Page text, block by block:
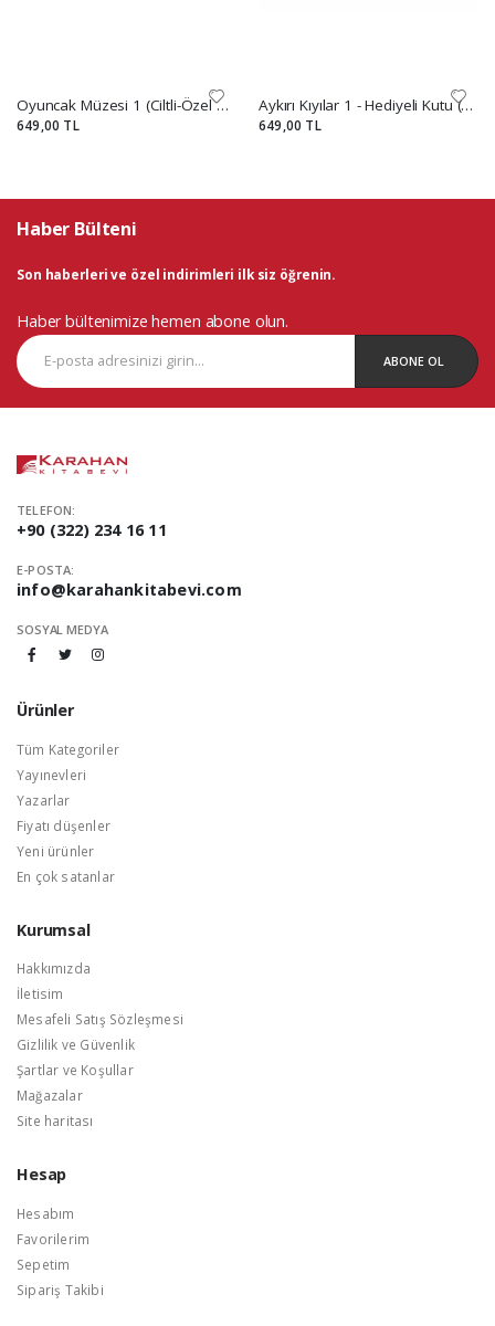
Oyuncak Müzesi 1 (Ciltli-Özel Kutulu Set)
649,00 TL
Aykırı Kıyılar 1 - Hediyeli Kutu (Ciltli)
649,00 TL
Haber Bülteni
Son haberleri ve özel indirimleri ilk siz öğrenin.
Haber bültenimize hemen abone olun.
ABONE OL
TELEFON:
+90 (322) 234 16 11
E-POSTA:
info@karahankitabevi.com
SOSYAL MEDYA
Ürünler
Tüm Kategoriler
Yayınevleri
Yazarlar
Fiyatı düşenler
Yeni ürünler
En çok satanlar
Kurumsal
Hakkımızda
İletisim
Mesafeli Satış Sözleşmesi
Gizlilik ve Güvenlik
Şartlar ve Koşullar
Mağazalar
Site haritası
Hesap
Hesabım
Favorilerim
Sepetim
Sipariş Takibi